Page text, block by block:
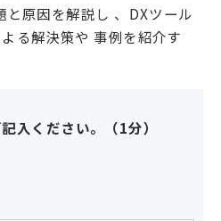
原因を解説し 、DXツール
る解決策や 事例を紹介す
入ください。（1分）